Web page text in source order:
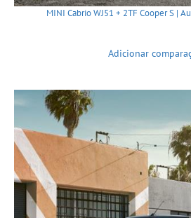
MINI Cabrio WJ51 + 2TF Cooper S |
Adicionar